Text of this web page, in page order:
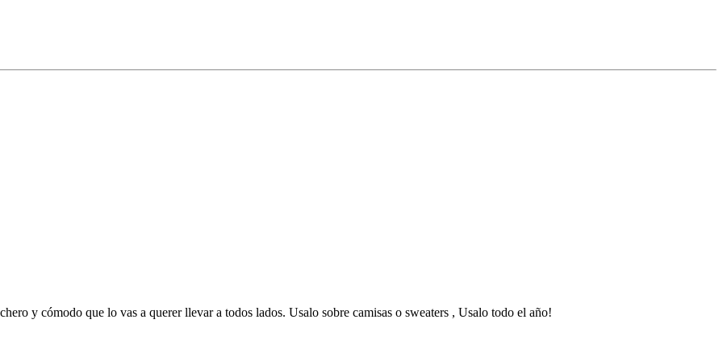
y cómodo que lo vas a querer llevar a todos lados. Usalo sobre camisas o sweaters , Usalo todo el año!